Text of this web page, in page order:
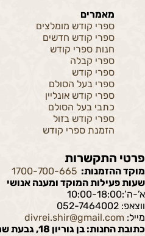
מאמרים
ספרי קודש מומלצים
ספרי קודש חדשים
חנות ספרי קודש
ספרי קבלה
ספרי קודש
ספרי בעל הסולם
ספרי קודש אונליין
כתבי בעל הסולם
ספרי קודש בזול
הזמנת ספרי קודש
פרטי התקשרות
מוקד ההזמנות: 1700-700-665
שעות פעילות המוקד ומענה אנושי
א’-ה’:10:00-18:00
ווצאפ: 052-7464002
מייל: divrei.shir@gmail.com
כתובת החנות: בן גוריון 18, גבעת שמואל